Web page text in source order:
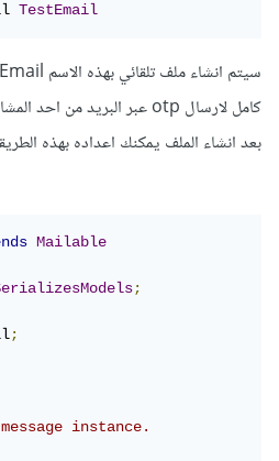
TestEmail
كامل لارسال otp عبر البريد من احد المشاريع التي عملت عليها
بعد انشاء الملف يمكنك اعداده بهذه
Mailable
;
;